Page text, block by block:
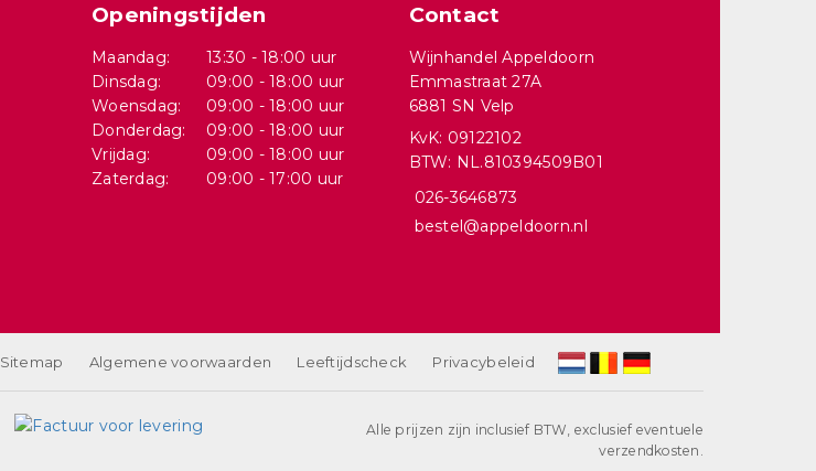
Openingstijden
Maandag:
13:30 - 18:00 uur
Dinsdag:
09:00 - 18:00 uur
Woensdag:
09:00 - 18:00 uur
Donderdag:
09:00 - 18:00 uur
Vrijdag:
09:00 - 18:00 uur
Zaterdag:
09:00 - 17:00 uur
Contact
Wijnhandel Appeldoorn
Emmastraat 27A
6881 SN Velp
KvK: 09122102
BTW: NL.810394509B01
026-3646873
bestel@appeldoorn.nl
Sitemap Algemene voorwaarden Leeftijdscheck Privacybeleid
Alle prijzen zijn inclusief BTW, exclusief eventuele
verzendkosten.